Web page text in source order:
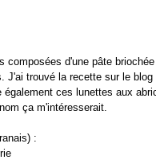
composées d'une pâte
J'ai trouvé la recette sur le blog
également ces lunettes aux
ça m'intéresserait.
: